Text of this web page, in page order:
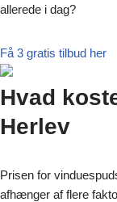
allerede i dag?
Få 3 gratis tilbud her
Hvad
Herlev
Prisen for
afhænger af flere